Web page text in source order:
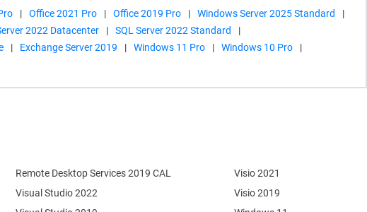
| Office 2021 Pro | Office 2019 Pro | Windows Server 2025 Standard
|
2022 Datacenter | SQL Server 2022 Standard
|
| Exchange Server 2019 | Windows 11 Pro | Windows 10 Pro
|
Remote Desktop Services 2019 CAL
Visual Studio 2022
Visio 2021
Visio 2019